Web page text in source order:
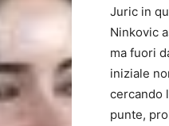
Juric in
Ninkovic
ma fuori
iniziale
cercando
punte,